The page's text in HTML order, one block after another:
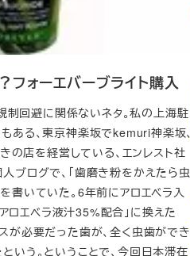
ォーエバーブライト購入
回避に関係ないネタ。私の上海駐
ある、東京神楽坂でkemuri神楽坂、
店を経営している、エンレスト社
ブログで、「歯磨き粉をかえたら虫
書いていた。6年前にアロエベラ入
ロエベラ液汁35%配合」に換えた
が必要だった歯が、全く虫歯ができ
いう。ということで、今回日本滞在